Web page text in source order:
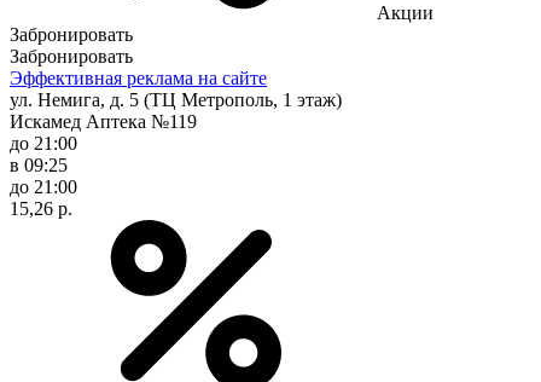
Акции
Забронировать
Забронировать
Эффективная реклама на сайте
ул. Немига, д. 5 (ТЦ Метрополь, 1 этаж)
Искамед Аптека №119
до 21:00
в 09:25
до 21:00
15,26 р.